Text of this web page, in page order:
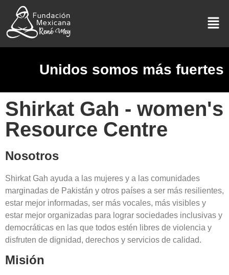
Unidos somos más fuertes
Shirkat Gah - women's
Resource Centre
Nosotros
Shirkat Gah ayuda a las mujeres y a las comunidades
marginadas de Pakistán y otros países a ser más resilientes,
estar mejor informadas, ser más vocales, más visibles y
estar mejor organizadas para lograr sociedades inclusivas y
democráticas en las que todos estén libres de violencia y
disfruten de dignidad, derechos y servicios de calidad.
Misión